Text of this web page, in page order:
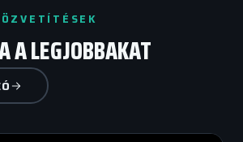
A LEGJOBBAKAT